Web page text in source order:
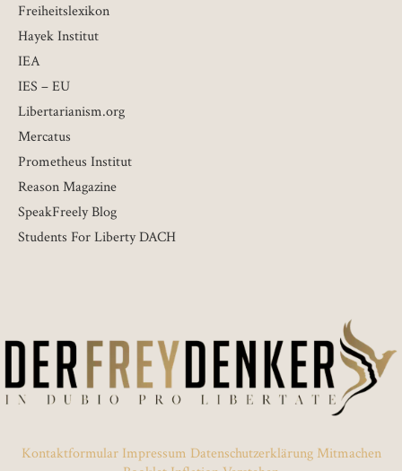
Freiheitslexikon
Hayek Institut
IEA
IES – EU
Libertarianism.org
Mercatus
Prometheus Institut
Reason Magazine
SpeakFreely Blog
Students For Liberty DACH
Kontaktformular Impressum Datenschutzerklärung Mitmachen